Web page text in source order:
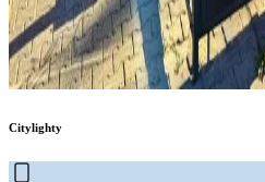
Citylighty